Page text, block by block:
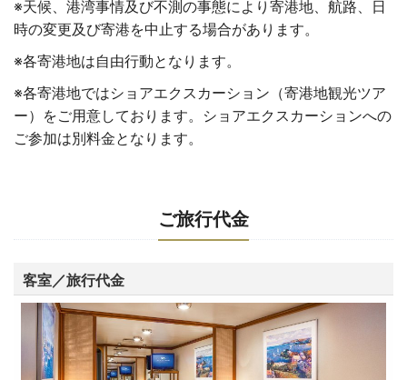
※天候、港湾事情及び不測の事態により寄港地、航路、日
時の変更及び寄港を中止する場合があります。
※各寄港地は自由行動となります。
※各寄港地ではショアエクスカーション（寄港地観光ツア
ー）をご用意しております。ショアエクスカーションへの
ご参加は別料金となります。
ご旅行代金
客室／旅行代金